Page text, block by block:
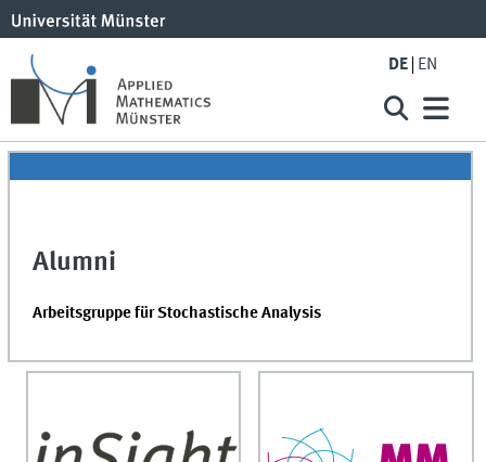
DE EN
Alumni
Arbeitsgruppe für Stochastische Analysis